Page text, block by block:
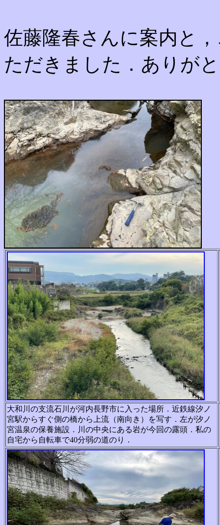
佐藤隆春さんに案内と
ただきました．ありが
大和川の支流石川が河内長野市に入った場所．近鉄線汐ノ
宮駅からすぐ側の橋から上流（南向き）を写す．左が汐ノ
宮温泉の保養施設．川の中央にある岩が今回の露頭．私の
自宅から自転車で40分弱の道のり．